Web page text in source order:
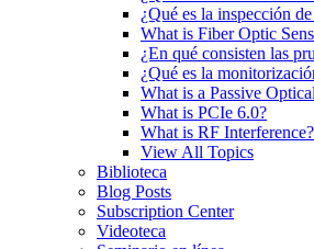
¿Qué es la inspección
What is Fiber Optic
¿En qué consisten las
¿Qué es la
What is a Passive
What is PCIe 6.0?
What is RF Interference?
View All Topics
Biblioteca
Blog Posts
Subscription Center
Videoteca